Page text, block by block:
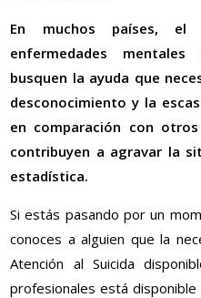
En muchos países,
enfermedades
busquen la ayuda que
desconocimiento y la
en comparación con
contribuyen a agravar la
estadística.
Si estás pasando por un
conoces a alguien que la
Atención al Suicida
profesionales está